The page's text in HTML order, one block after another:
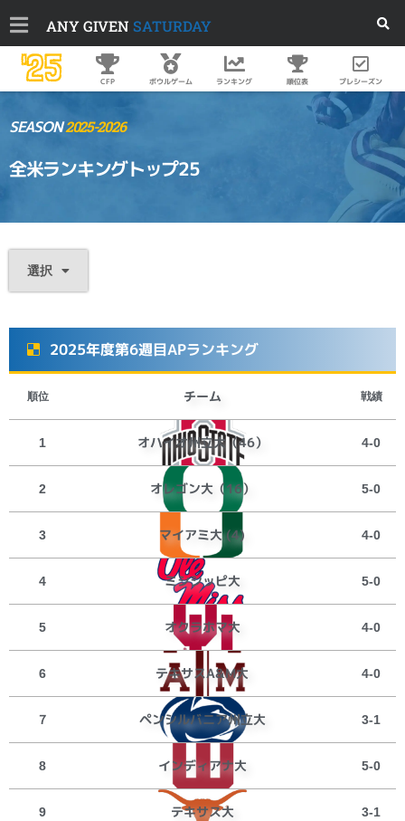
ANY GIVEN SATURDAY
'25 CFP ボウルゲーム ランキング 順位表 プレシーズン
SEASON2025-2026
全米ランキングトップ25
選択
2025年度第6週目APランキング
順位 チーム 戦績
1 オハイオ州立大（46） 4-0
2 オレゴン大（16） 5-0
3 マイアミ大 (4) 4-0
4 ミシシッピ大 5-0
5 オクラホマ大 4-0
6 テキサスA&M大 4-0
７ ペンシルバニア州立大 3-1
8 インディアナ大 5-0
9 テキサス大 3-1